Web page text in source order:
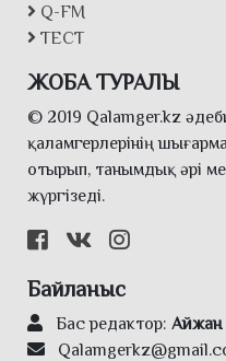
Q-FM
ТЕСТ
ЖОБА ТУРАЛЫ
© 2019 Qalamger.kz
қаламгерлерінің
отырып, танымдық әрі
жүргізеді.
Байланыс
Бас редактор: Айжан